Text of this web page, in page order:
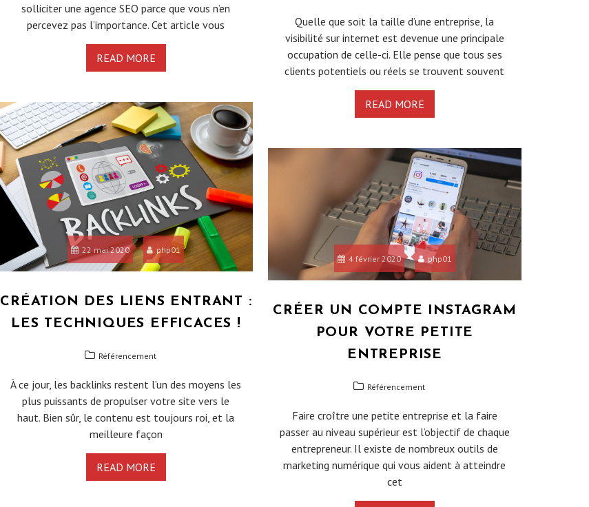
solliciter une agence SEO parce que vous n’en
percevez pas l’importance. Cet article vous
READ MORE
Quelle que soit la taille d’une entreprise, la
visibilité sur internet est devenue une principale
occupation de celle-ci. Elle pense que tous ses
clients potentiels ou réels se trouvent souvent
READ MORE
22 mai 2020 php01
CRÉATION DES LIENS ENTRANT :
LES TECHNIQUES EFFICACES !
Référencement
À ce jour, les backlinks restent l’un des moyens les
plus puissants de propulser votre site vers le
haut. Bien sûr, le contenu est toujours roi, et la
meilleure façon
READ MORE
4 février 2020 php01
CRÉER UN COMPTE INSTAGRAM
POUR VOTRE PETITE
ENTREPRISE
Référencement
Faire croître une petite entreprise et la faire
passer au niveau supérieur est l’objectif de chaque
entrepreneur. Il existe de nombreux outils de
marketing numérique qui vous aident à atteindre
cet